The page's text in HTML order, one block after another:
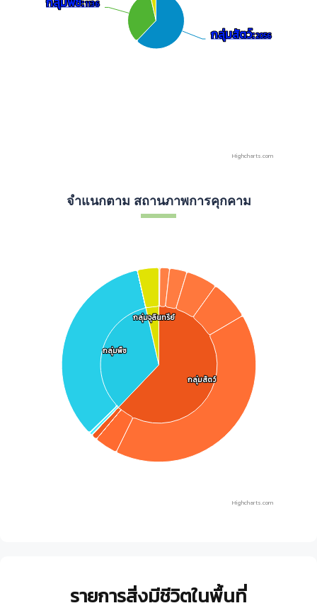
กลุ่มสัตว์:2056
กลุ่มสัตว์:2056
1136
1136
Highcharts.com
จำแนกตาม สถานภาพการคุกคาม
กลุ่มสัตว์
กลุ่มสัตว์
กลุ่มพืช
กลุ่มพืช
กลุ่มจุลินทรีย์
กลุ่มจุลินทรีย์
Highcharts.com
รายการสิ่งมีชีวิตในพื้นที่